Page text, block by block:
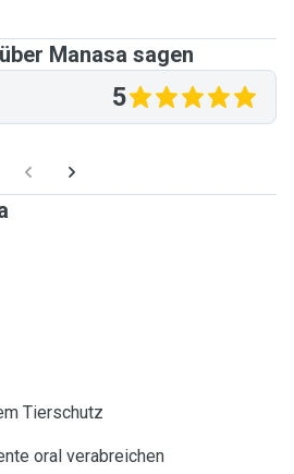
Manasa sagen
5
Tierschutz
oral verabreichen